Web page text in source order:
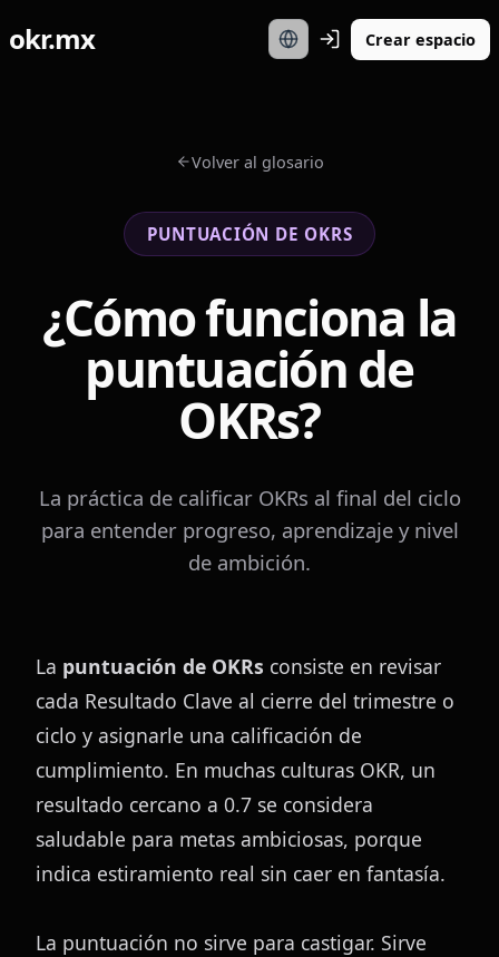
okr.mx Crear espacio
Volver al glosario
PUNTUACIÓN DE OKRS
¿Cómo funciona la
puntuación de
OKRs?
La práctica de calificar OKRs al final del ciclo
para entender progreso, aprendizaje y nivel
de ambición.
La puntuación de OKRs consiste en revisar
cada Resultado Clave al cierre del trimestre o
ciclo y asignarle una calificación de
cumplimiento. En muchas culturas OKR, un
resultado cercano a 0.7 se considera
saludable para metas ambiciosas, porque
indica estiramiento real sin caer en fantasía.
La puntuación no sirve para castigar. Sirve